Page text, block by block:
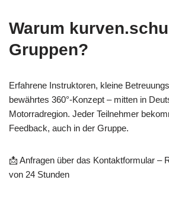
Warum
Gruppen?
Erfahrene Instruktoren, kleine
bewährtes 360°-Konzept – mitten in
Motorradregion. Jeder Teilnehmer
Feedback, auch in der Gruppe.
📩 Anfragen über das Kontaktformular –
von 24 Stunden